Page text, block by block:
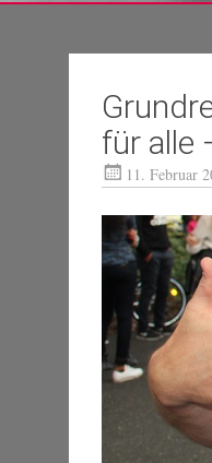
für alle
11. Februar